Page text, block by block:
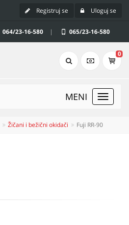
Registruj se Uloguj se
064/23-16-580 | 065/23-16-580
0
Toggle
MENI
Žičani i bežični okidači Fuji RR-90